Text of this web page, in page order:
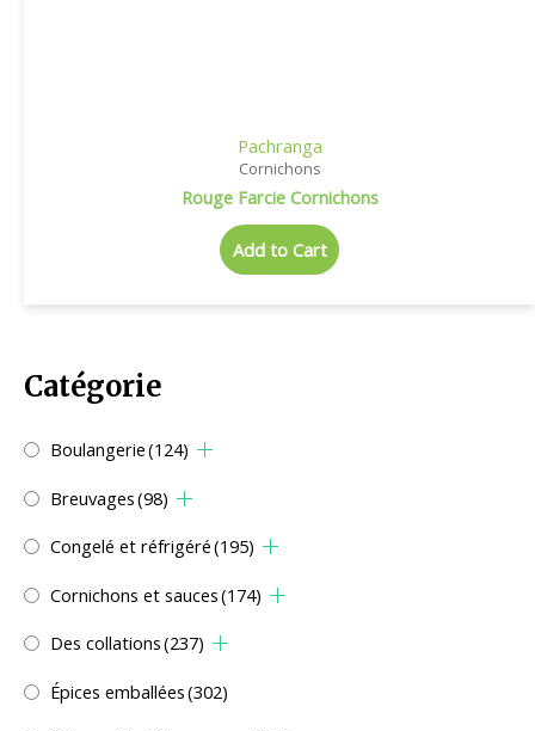
Catégorie
Boulangerie(124)
Breuvages(98)
Congelé et réfrigéré(195)
Cornichons et sauces(174)
Des collations(237)
Épices emballées(302)
Pachranga
Cornichons
Rouge Farcie Cornichons
Add to Cart